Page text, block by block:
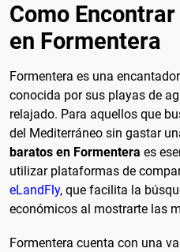
Como
en Formentera
Formentera es una
conocida por sus playas de
relajado. Para aquellos que
del Mediterráneo sin gastar
baratos en Formentera es
utilizar plataformas de
eLandFly, que facilita la
económicos al mostrarte las
Formentera cuenta con una